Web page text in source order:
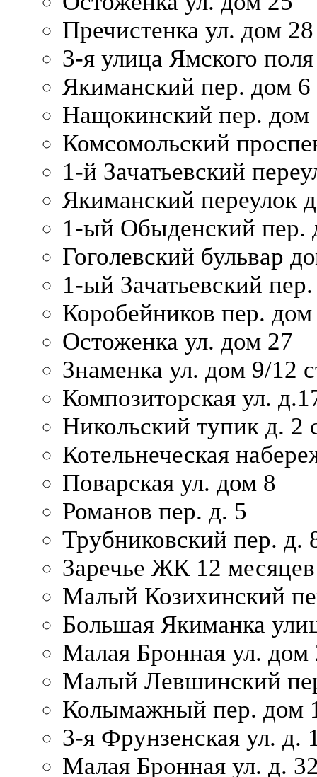
Пречистенка ул. дом 28
3-я улица Ямского
Якиманский пер. дом 6
Нащокинский пер. дом
Комсомольский
1-й Зачатьевский
Якиманский переулок
1-ый Обыденский пер.
Гоголевский бульвар
1-ый Зачатьевский
Коробейников пер.
Остоженка ул. дом 27
Знаменка ул. дом 9/12
Композиторская ул.
Никольский тупик д. 2
Котельнеческая
Поварская ул. дом 8
Романов пер. д. 5
Трубниковский пер. д.
Заречье ЖК 12 месяцев
Малый Козихинский
Большая Якиманка
Малая Бронная ул. дом
Малый Левшинский
Колымажный пер. дом
3-я Фрунзенская ул. д.
Малая Бронная ул. д.